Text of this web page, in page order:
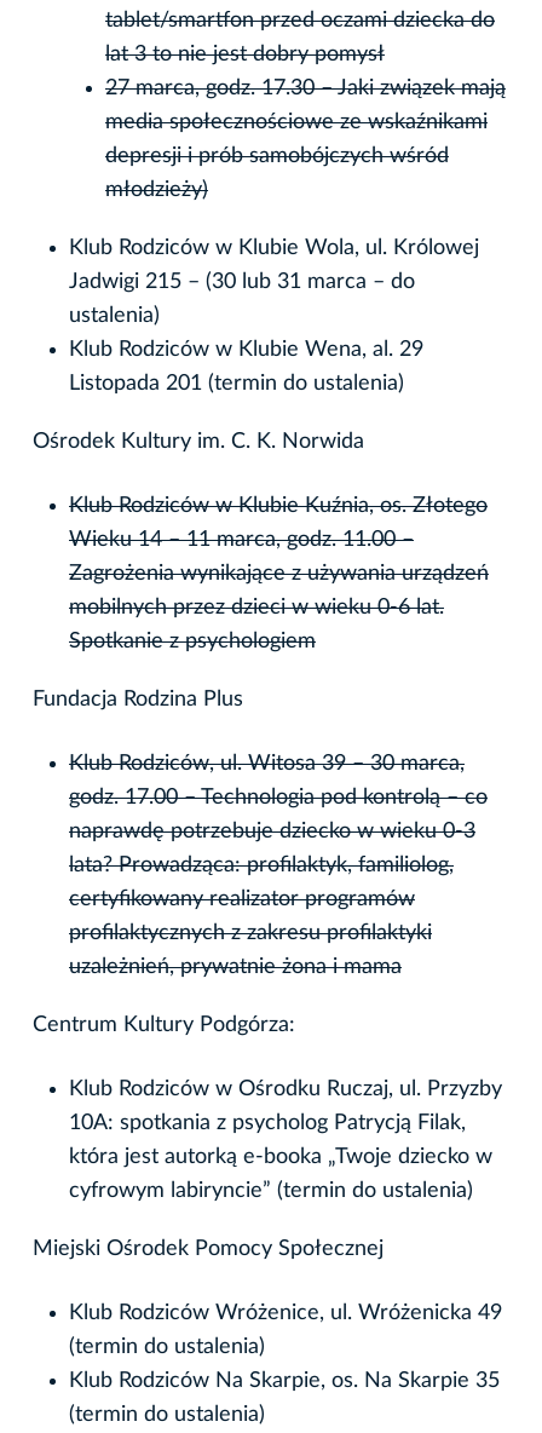
tablet/smartfon przed oczami dziecka do
lat 3 to nie jest dobry pomysł
27 marca, godz. 17.30 – Jaki związek mają
media społecznościowe ze wskaźnikami
depresji i prób samobójczych wśród
młodzieży)
Klub Rodziców w Klubie Wola, ul. Królowej
Jadwigi 215 – (30 lub 31 marca – do
ustalenia)
Klub Rodziców w Klubie Wena, al. 29
Listopada 201 (termin do ustalenia)
Ośrodek Kultury im. C. K. Norwida
Klub Rodziców w Klubie Kuźnia, os. Złotego
Wieku 14 – 11 marca, godz. 11.00 –
Zagrożenia wynikające z używania urządzeń
mobilnych przez dzieci w wieku 0-6 lat.
Spotkanie z psychologiem
Fundacja Rodzina Plus
Klub Rodziców, ul. Witosa 39 – 30 marca,
godz. 17.00 – Technologia pod kontrolą – co
naprawdę potrzebuje dziecko w wieku 0-3
lata? Prowadząca: profilaktyk, familiolog,
certyfikowany realizator programów
profilaktycznych z zakresu profilaktyki
uzależnień, prywatnie żona i mama
Centrum Kultury Podgórza:
Klub Rodziców w Ośrodku Ruczaj, ul. Przyzby
10A: spotkania z psycholog Patrycją Filak,
która jest autorką e-booka „Twoje dziecko w
cyfrowym labiryncie” (termin do ustalenia)
Miejski Ośrodek Pomocy Społecznej
Klub Rodziców Wróżenice, ul. Wróżenicka 49
(termin do ustalenia)
Klub Rodziców Na Skarpie, os. Na Skarpie 35
(termin do ustalenia)